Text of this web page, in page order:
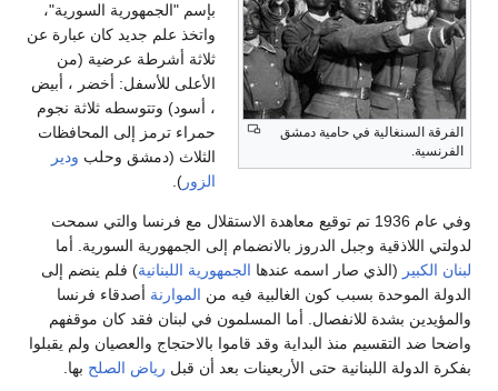
الفرقة السنغالية في حامية دمشق
الفرنسية.
بإسم "الجمهورية السورية"،
واتخذ علم جديد كان عبارة عن
ثلاثة أشرطة عرضية (من
الأعلى للأسفل: أخضر ، أبيض
، أسود) وتتوسطه ثلاثة نجوم
حمراء ترمز إلى المحافظات
الثلاث (دمشق وحلب ودير
الزور ).
وفي عام 1936 تم توقيع معاهدة الاستقلال مع فرنسا والتي سمحت
لدولتي اللاذقية وجبل الدروز بالانضمام إلى الجمهورية السورية. أما
لبنان الكبير (الذي صار اسمه عندها الجمهورية اللبنانية) فلم ينضم إلى
الدولة الموحدة بسبب كون الغالبية فيه من الموارنة أصدقاء فرنسا
والمؤيدين بشدة للانفصال. أما المسلمون في لبنان فقد كان موقفهم
واضحا ضد التقسيم منذ البداية وقد قاموا بالاحتجاج والعصيان ولم يقبلوا
بفكرة الدولة اللبنانية حتى الأربعينات بعد أن قبل رياض الصلح بها.